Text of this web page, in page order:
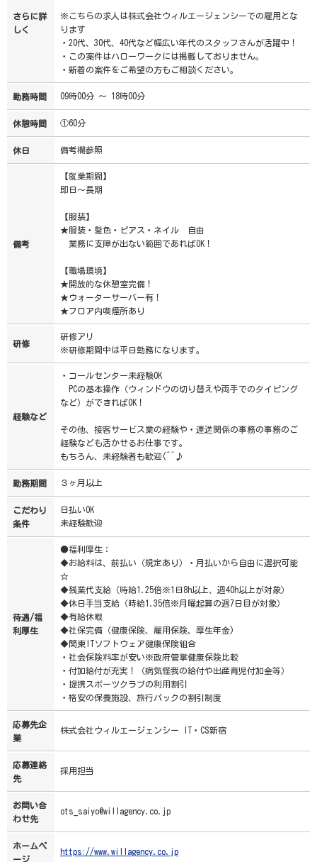
さらに詳
しく
※こちらの求人は株式会社ウィルエージェンシーでの雇用とな
ります
・20代、30代、40代など幅広い年代のスタッフさんが活躍中！
・この案件はハローワークには掲載しておりません。
・新着の案件をご希望の方もご相談ください。
勤務時間 09時00分 ～ 18時00分
休憩時間 ①60分
休日 備考欄参照
備考
【就業期間】
即日～長期
【服装】
★服装・髪色・ピアス・ネイル 自由
業務に支障が出ない範囲であればOK！
【職場環境】
★開放的な休憩室完備！
★ウォーターサーバー有！
★フロア内喫煙所あり
研修
研修アリ
※研修期間中は平日勤務になります。
経験など
・コールセンター未経験OK
PCの基本操作（ウィンドウの切り替えや両手でのタイピング
など）ができればOK！
その他、接客サービス業の経験や・運送関係の事務の事務のご
経験なども活かせるお仕事です。
もちろん、未経験者も歓迎(^^♪
勤務期間 ３ヶ月以上
こだわり
条件
日払いOK
未経験歓迎
待遇/福
利厚生
●福利厚生：
◆お給料は、前払い（規定あり）・月払いから自由に選択可能
☆
◆残業代支給（時給1.25倍※1日8h以上、週40h以上が対象）
◆休日手当支給（時給1.35倍※月曜起算の週7日目が対象）
◆有給休暇
◆社保完備（健康保険、雇用保険、厚生年金)
◆関東ITソフトウェア健康保険組合
・社会保険料率が安い※政府管掌健康保険比較
・付加給付が充実！（病気怪我の給付や出産育児付加金等）
・提携スポーツクラブの利用割引
・格安の保養施設、旅行パックの割引制度
応募先企
業
株式会社ウィルエージェンシー IT・CS新宿
応募連絡
先
採用担当
お問い合
わせ先
ots_saiyo@willagency.co.jp
ホームペ
ージ
https://www.willagency.co.jp